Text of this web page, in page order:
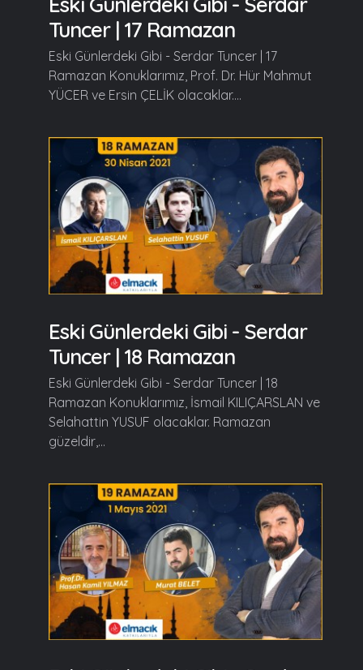
Tuncer | 17 Ramazan
Eski Günlerdeki Gibi - Serdar Tuncer | 17
Ramazan Konuklarımız, Prof. Dr. Hür Mahmut
YÜCER ve Ersin ÇELİK olacaklar....
Eski Günlerdeki Gibi - Serdar
Tuncer | 18 Ramazan
Eski Günlerdeki Gibi - Serdar Tuncer | 18
Ramazan Konuklarımız, İsmail KILIÇARSLAN ve
Selahattin YUSUF olacaklar. Ramazan
güzeldir,...